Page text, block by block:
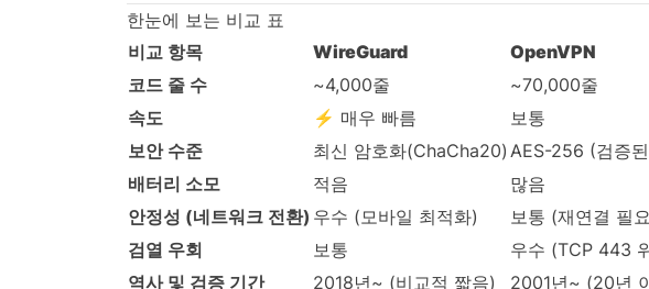
한눈에 보는 비교 표
비교 항목
WireGuard
OpenVPN
코드 줄 수
~4,000줄
~70,000줄
속도
⚡ 매우 빠름
보통
보안 수준
최신 암호화(ChaCha20) AES-256 (검증
배터리 소모
적음
많음
안정성 (네트워크 전환) 우수 (모바일 최적화)
보통 (재연결 필
검열 우회
보통
우수 (TCP 443
역사 및 검증 기간
2018년~ (비교적 짧음)
2001년~ (20년